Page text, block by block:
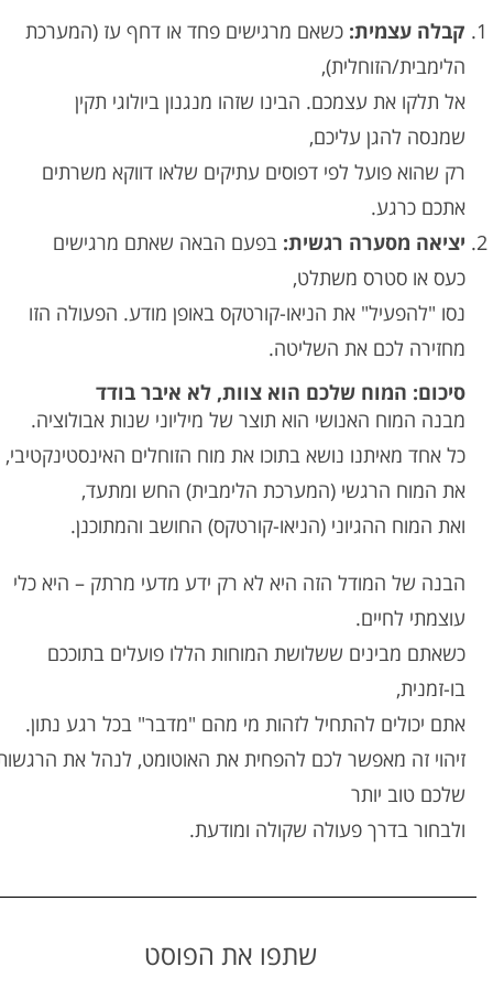
קבלה עצמית: כשאם מרגישים פחד או דחף עז (המערכת
הלימבית/הזוחלית),
אל תלקו את עצמכם. הבינו שזהו מנגנון ביולוגי תקין
שמנסה להגן עליכם,
רק שהוא פועל לפי דפוסים עתיקים שלאו דווקא משרתים
אתכם כרגע.
יציאה מסערה רגשית: בפעם הבאה שאתם מרגישים
כעס או סטרס משתלט,
נסו "להפעיל" את הניאו-קורטקס באופן מודע. הפעולה הזו
מחזירה לכם את השליטה.
סיכום: המוח שלכם הוא צוות, לא איבר בודד
מבנה המוח האנושי הוא תוצר של מיליוני שנות אבולוציה.
כל אחד מאיתנו נושא בתוכו את מוח הזוחלים האינסטינקטיבי,
את המוח הרגשי (המערכת הלימבית) החש ומתעד,
ואת המוח ההגיוני (הניאו-קורטקס) החושב והמתוכנן.
הבנה של המודל הזה היא לא רק ידע מדעי מרתק – היא כלי
עוצמתי לחיים.
כשאתם מבינים ששלושת המוחות הללו פועלים בתוככם
בו-זמנית,
אתם יכולים להתחיל לזהות מי מהם "מדבר" בכל רגע נתון.
זיהוי זה מאפשר לכם להפחית את האוטומט, לנהל את
שלכם טוב יותר
ולבחור בדרך פעולה שקולה ומודעת.
שתפו את הפוסט